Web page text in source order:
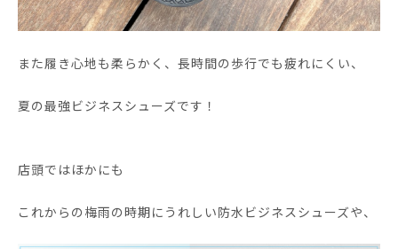
また履き心地も柔らかく、長時間の歩行でも疲れにくい、
夏の最強ビジネスシューズです！
店頭ではほかにも
これからの梅雨の時期にうれしい防水ビジネスシューズや、